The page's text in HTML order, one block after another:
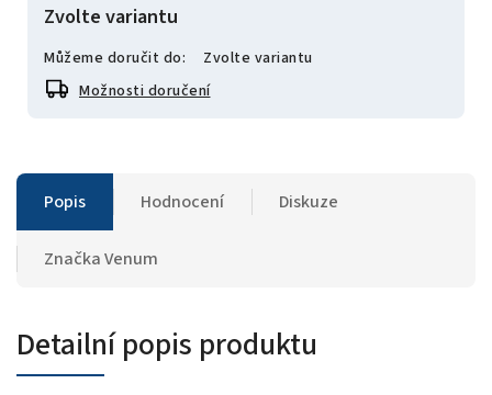
Zvolte variantu
Můžeme doručit do:
Zvolte variantu
Možnosti doručení
Popis Hodnocení Diskuze
ZnačkaVenum
Detailní popis produktu